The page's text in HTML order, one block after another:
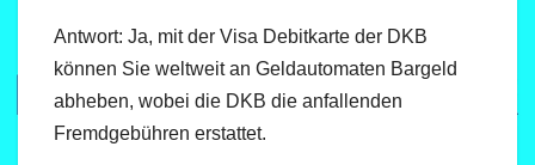
Antwort: Ja, mit der Visa Debitkarte der DKB
können Sie weltweit an Geldautomaten Bargeld
abheben, wobei die DKB die anfallenden
Fremdgebühren erstattet.